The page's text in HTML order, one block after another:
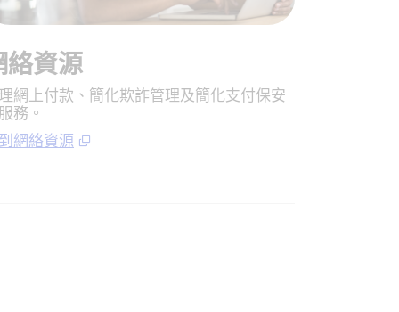
絡資源
網上付款、簡化欺詐管理及簡化支付保安
務。
網絡資源